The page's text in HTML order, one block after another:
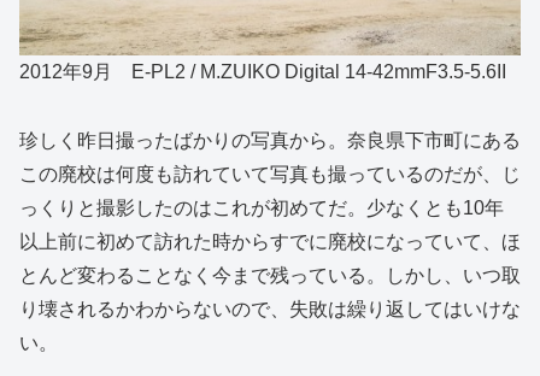
2012年9月 E-PL2 / M.ZUIKO Digital 14-42mmF3.5-5.6II
珍しく昨日撮ったばかりの写真から。奈良県下市町にある
この廃校は何度も訪れていて写真も撮っているのだが、じ
っくりと撮影したのはこれが初めてだ。少なくとも10年
以上前に初めて訪れた時からすでに廃校になっていて、ほ
とんど変わることなく今まで残っている。しかし、いつ取
り壊されるかわからないので、失敗は繰り返してはいけな
い。